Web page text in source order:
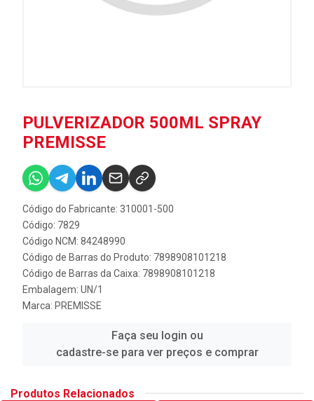
PULVERIZADOR 500ML SPRAY
PREMISSE
Código do Fabricante: 310001-500
Código: 7829
Código NCM: 84248990
Código de Barras do Produto: 7898908101218
Código de Barras da Caixa: 7898908101218
Embalagem: UN/1
Marca: PREMISSE
Faça seu login ou
cadastre-se para ver preços e comprar
Produtos Relacionados